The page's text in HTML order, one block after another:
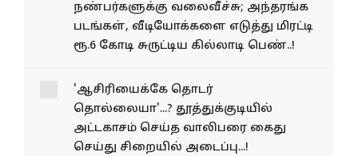
நண்பர்களுக்கு வலைவீச்சு; அந்தரங்க
படங்கள், வீடியோக்களை எடுத்து மிரட்டி
ரூ.6 கோடி சுருட்டிய கில்லாடி பெண்..!
'ஆசிரியைக்கே தொடர்
தொல்லையா'...? தூத்துக்குடியில்
அட்டகாசம் செய்த வாலிபரை கைது
செய்து சிறையில் அடைப்பு...!